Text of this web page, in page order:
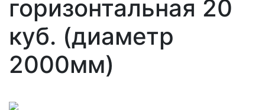
горизонтальная 20
куб. (диаметр
2000мм)